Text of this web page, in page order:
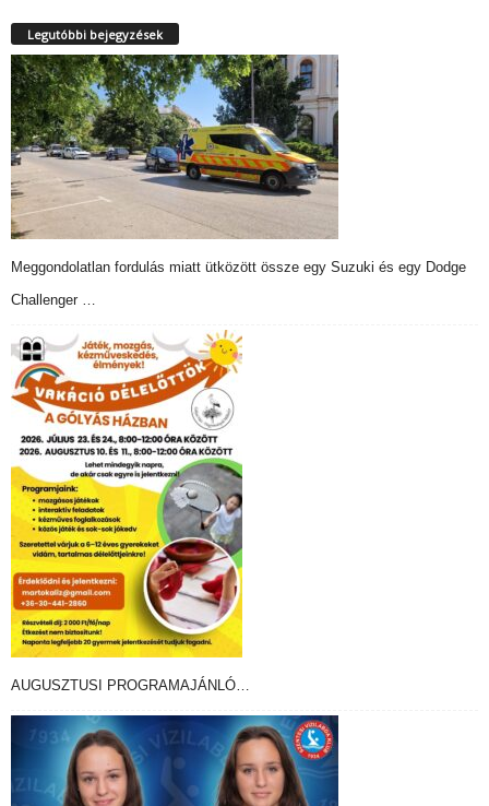
Legutóbbi bejegyzések
Meggondolatlan fordulás miatt ütközött össze egy Suzuki és egy Dodge
Challenger …
AUGUSZTUSI PROGRAMAJÁNLÓ…